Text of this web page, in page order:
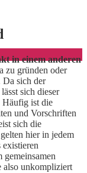
in einem anderen
zu gründen oder
Da sich der
sich dieser
Häufig ist die
und Vorschriften
sich die
hier in jedem
existieren
also unkompliziert